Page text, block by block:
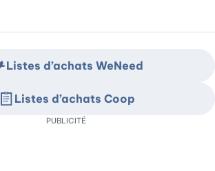
Listes d’achats WeNeed
Listes d’achats Coop
PUBLICITÉ